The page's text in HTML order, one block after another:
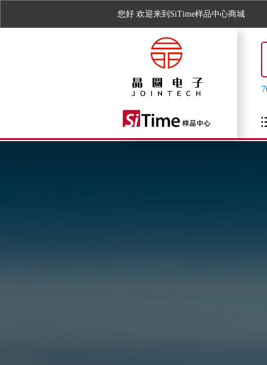
您好 欢迎来到SiTime样品中心商城